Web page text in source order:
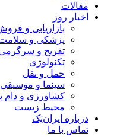
مقالات
اخبار روز
بازاریابی و
پزشکی و
تفریح و
تکنولوژی
حمل و نقل
سینما و موسیقی
کشاورزی و دام
محیط زیست
درباره ایران‌تِک
تماس با ما